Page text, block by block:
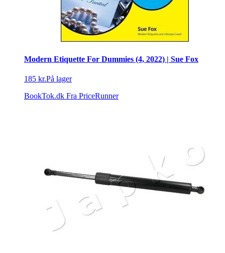
Modern Etiquette For Dummies (4, 2022) | Sue Fox
185 kr.På lager
BookTok.dk Fra PriceRunner